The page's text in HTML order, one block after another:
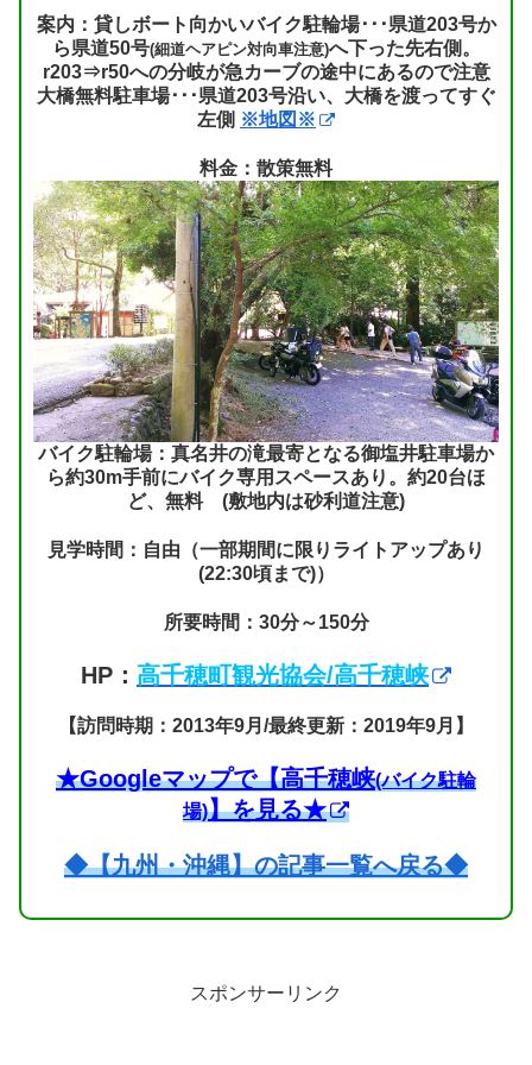
案内：貸しボート向かいバイク駐輪場･･･県道203号か
ら県道50号(細道ヘアピン対向車注意)へ下った先右側。
r203⇒r50への分岐が急カーブの途中にあるので注意
大橋無料駐車場･･･県道203号沿い、大橋を渡ってすぐ
左側 ※地図※
料金：散策無料
バイク駐輪場：真名井の滝最寄となる御塩井駐車場か
ら約30m手前にバイク専用スペースあり。約20台ほ
ど、無料 (敷地内は砂利道注意)
見学時間：自由（一部期間に限りライトアップあり
(22:30頃まで)）
所要時間：30分～150分
HP： 高千穂町観光協会/高千穂峡
【訪問時期：2013年9月/最終更新：2019年9月】
★Googleマップで【高千穂峡(バイク駐輪
場)】を見る★
◆【九州・沖縄】の記事一覧へ戻る◆
スポンサーリンク